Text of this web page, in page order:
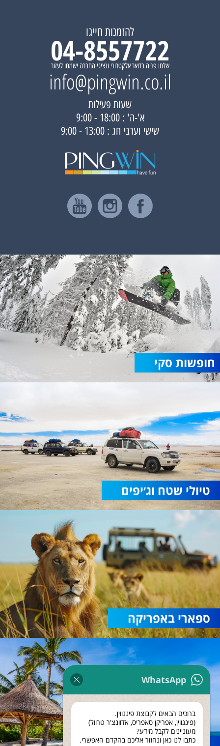
WhatsApp
ברוכים הבאים לקבוצת פינגווין.
(פינגווין, אפריקן סאפריס, אדוונצ'ר טרוול)
מעוניינים לקבל מידע?
כתבו לנו כאן ונחזור אליכם בהקדם האפשרי.
להזמנות חייגו
04-8557722
שלחו פניה בדואר אלקטרוני ונציגי החברה ישמחו לעזור
info@pingwin.co.il
שעות פעילות
א'-ה' : 18:00 - 9:00
שישי וערבי חג : 13:00 - 9:00
חופשות סקי
טיולי שטח וג׳יפים
ספארי באפריקה